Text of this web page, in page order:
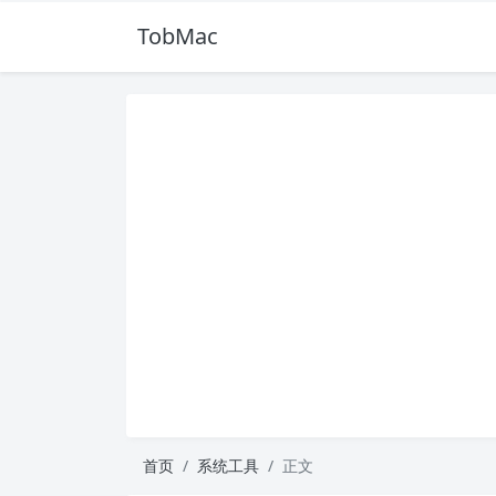
TobMac
首页 系统工具 正文